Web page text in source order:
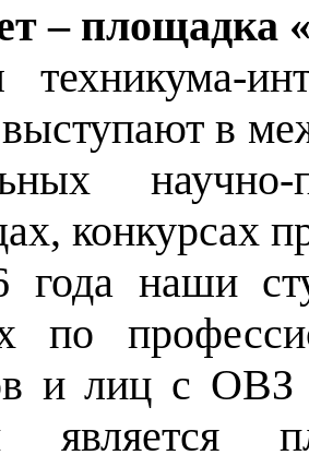
– площадка
техникума-
в
научно-
конкурсах
наши
по
и лиц с ОВЗ
является